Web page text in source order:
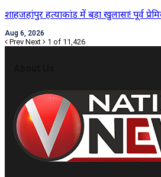
शाहजहांपुर हत्याकांड में बड़ा खुलासा! पूर्व
Aug 6, 2026
Prev Next 1 of 11,426